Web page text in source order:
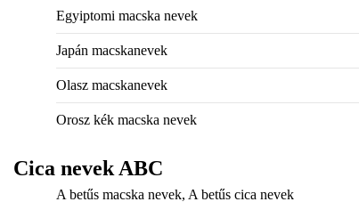
Egyiptomi macska nevek
Japán macskanevek
Olasz macskanevek
Orosz kék macska nevek
Cica nevek ABC
A betűs macska nevek, A betűs cica nevek